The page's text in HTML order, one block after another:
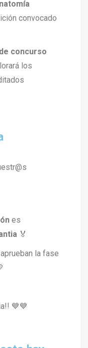
convocado
concurso
los
es
🏅
aprueban la fase
💙💙